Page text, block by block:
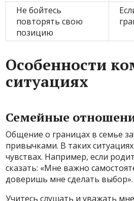
Не бойтесь
повторять свою
позицию
Особенности
ситуациях
Семейные
Общение о границах в семье
привычками. В таких
чувствах. Например, если
сказать: «Мне важно
доверишь мне сделать выбор».
Учитесь слушать и уважать